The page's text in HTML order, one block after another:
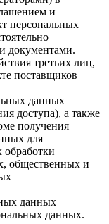
и
персональных
документами.
третьих лиц,
поставщиков
данных
доступа), а также
получения
для
обработки
общественных и
данных
данных.